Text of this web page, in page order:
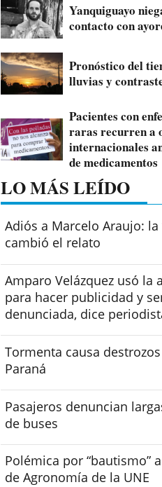
Yanquiguayo
contacto con
Pronóstico del
lluvias y
Pacientes con
raras recurren a
internacionales
de medicamentos
LO MÁS LEÍDO
Adiós a Marcelo Araujo: la
cambió el relato
Amparo Velázquez usó la
para hacer publicidad y
denunciada, dice
Tormenta causa
Paraná
Pasajeros denuncian
de buses
Polémica por “bautismo”
de Agronomía de la UNE